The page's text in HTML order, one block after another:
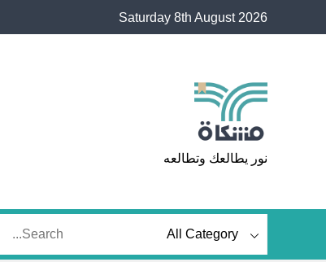
Saturday 8th August 2026
مشكاة
نور يطالعك وتطالعه